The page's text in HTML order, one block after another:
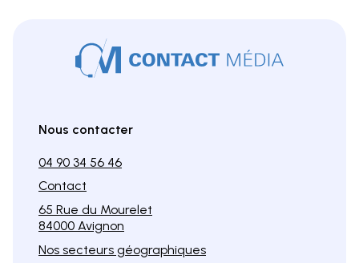
Nous contacter
04 90 34 56 46
Contact
65 Rue du Mourelet
84000 Avignon
Nos secteurs géographiques